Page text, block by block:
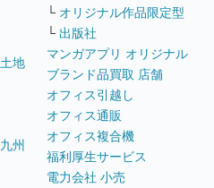
土地
九州
└ オリジナル作品限定型
└ 出版社
マンガアプリ オリジナル
ブランド品買取 店舗
オフィス引越し
オフィス通販
オフィス複合機
福利厚生サービス
電力会社 小売